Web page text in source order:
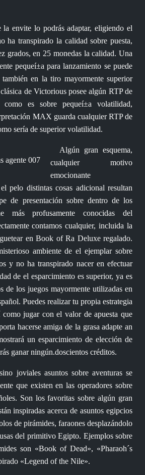
la envite lo podrás adaptar, eligiendo el
ha transpirado la calidad sobre puesta,
grados, en 25 monedas la calidad. Una
pequeí±a para lanzamiento se puede
en la tiro mayormente superior
de Victorious posee algún RTP de
como es sobre pequeí±a volatilidad,
MAX guarda cualquier RTP de
serí­a de superior volatilidad.
Algún gran esquema,
cualquier motivo
emocionante
pelo distintas cosas adicional resultan
de presentación sobre dentro de los
más profusamente conocidas del
contamos cualquier, incluida la
en Book of Ra Deluxe regalado.
ambiente de el ejemplar sobre
y no ha transpirado nacer en efectuar
de el esparcimiento es superior, ya es
de los juegos mayormente utilizadas en
Puedes realizar tu propia estrategia
jugar con el valor de apuesta que
hacerse amiga de la grasa adapte an
un esparcimiento de elección de
ganar ningún.doscientos créditos.
joviales asuntos sobre aventuras se
que existen en las operadores sobre
Son los favoritas sobre algún gran
inspiradas acerca de asuntos egipcios
de pirámides, faraones desplazándolo
del primitivo Egipto. Ejemplos sobre
son «Book of Dead», «Pharaoh´s
«Legend of the Nile».